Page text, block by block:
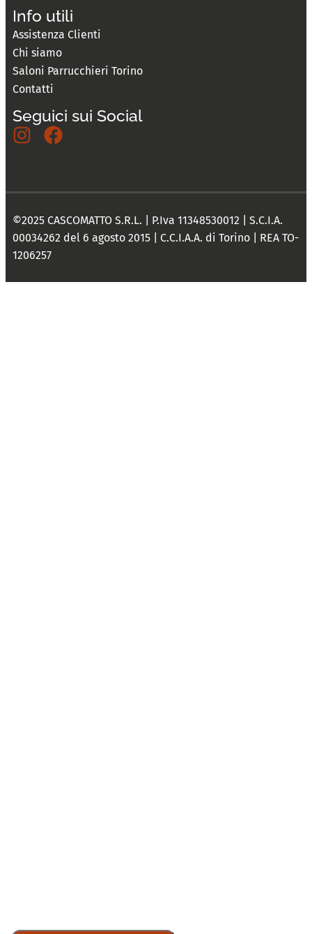
Info utili
Assistenza Clienti
Chi siamo
Saloni Parrucchieri Torino
Contatti
Seguici sui Social
©2025 CASCOMATTO S.R.L. | P.Iva 11348530012 | S.C.I.A.
00034262 del 6 agosto 2015 | C.C.I.A.A. di Torino | REA TO-
1206257